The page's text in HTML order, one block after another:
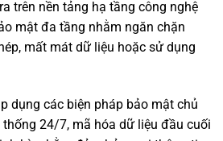
trên nền tảng hạ tầng công nghệ
mật đa tầng nhằm ngăn chặn
mất mát dữ liệu hoặc sử dụng
dụng các biện pháp bảo mật chủ
24/7, mã hóa dữ liệu đầu cuối